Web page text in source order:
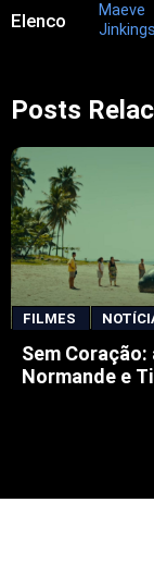
Elenco
Maeve
Jinkings
Posts
FILMES
Sem
Normande e